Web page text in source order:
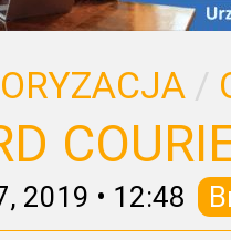
/
2019 • 12:48